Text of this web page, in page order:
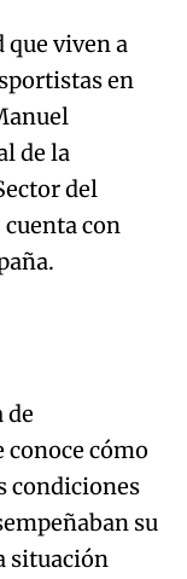
viven a
en
de la
del
con
de
cómo
condiciones
su
situación